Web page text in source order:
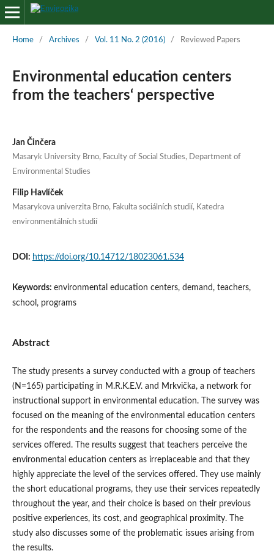
Home / Archives / Vol. 11 No. 2 (2016) / Reviewed Papers
Environmental education centers
from the teachers‘ perspective
Jan Činčera
Masaryk University Brno, Faculty of Social Studies, Department of
Environmental Studies
Filip Havlíček
Masarykova univerzita Brno, Fakulta sociálních studií, Katedra
environmentálních studií
DOI: https://doi.org/10.14712/18023061.534
Keywords: environmental education centers, demand, teachers,
school, programs
Abstract
The study presents a survey conducted with a group of teachers
(N=165) participating in M.R.K.E.V. and Mrkvička, a network for
instructional support in environmental education. The survey was
focused on the meaning of the environmental education centers
for the respondents and the reasons for choosing some of the
services offered. The results suggest that teachers perceive the
environmental education centers as irreplaceable and that they
highly appreciate the level of the services offered. They use mainly
the short educational programs, they use their services repeatedly
throughout the year, and their choice is based on their previous
positive experiences, its cost, and geographical proximity. The
study also discusses some of the problematic issues arising from
the results.